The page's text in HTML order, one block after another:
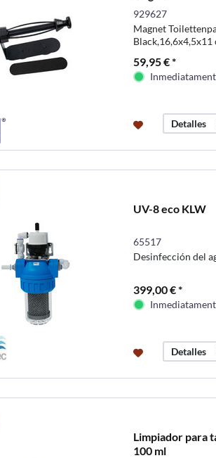
929627
Magnet
Black,16,6x4,5x11
59,95 € *
Detalles
UV-8 eco KLW
65517
Desinfección del
399,00 € *
Detalles
Limpiador para
100 ml